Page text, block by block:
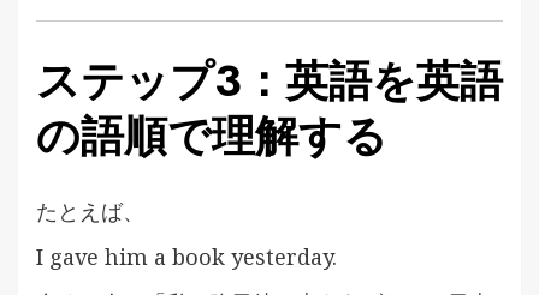
ステップ3：英語を英語
の語順で理解する
たとえば、
I gave him a book yesterday.